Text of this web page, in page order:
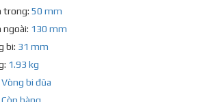
trong: 50 mm
130 mm
bi: 31 mm
1.93 kg
Vòng bi đũa